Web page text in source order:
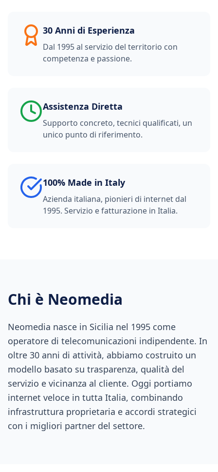
30 Anni di Esperienza
Dal 1995 al servizio del territorio con
competenza e passione.
Assistenza Diretta
Supporto concreto, tecnici qualificati, un
unico punto di riferimento.
100% Made in Italy
Azienda italiana, pionieri di internet dal
1995. Servizio e fatturazione in Italia.
Chi è Neomedia
Neomedia nasce in Sicilia nel 1995 come
operatore di telecomunicazioni indipendente. In
oltre 30 anni di attività, abbiamo costruito un
modello basato su trasparenza, qualità del
servizio e vicinanza al cliente. Oggi portiamo
internet veloce in tutta Italia, combinando
infrastruttura proprietaria e accordi strategici
con i migliori partner del settore.